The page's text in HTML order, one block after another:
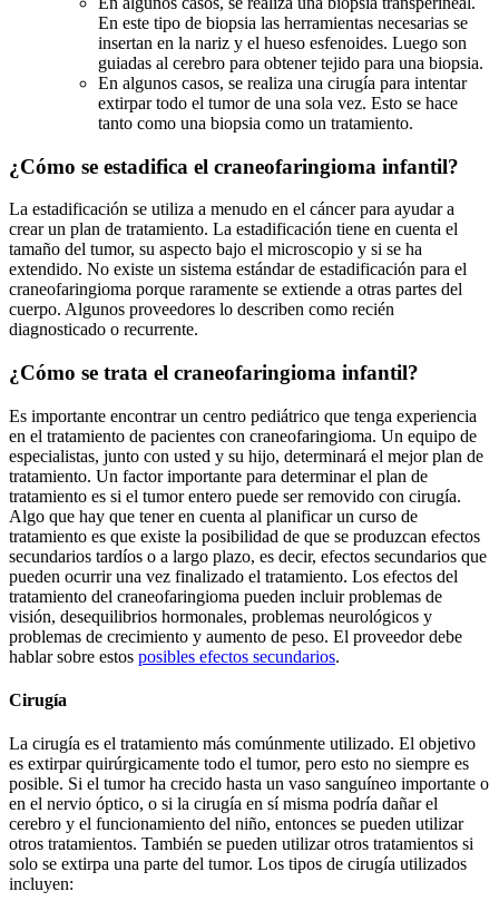
En este tipo de biopsia las herramientas necesarias se
insertan en la nariz y el hueso esfenoides. Luego son
guiadas al cerebro para obtener tejido para una biopsia.
En algunos casos, se realiza una cirugía para intentar
extirpar todo el tumor de una sola vez. Esto se hace
tanto como una biopsia como un tratamiento.
¿Cómo se estadifica el craneofaringioma infantil?
La estadificación se utiliza a menudo en el cáncer para ayudar a
crear un plan de tratamiento. La estadificación tiene en cuenta el
tamaño del tumor, su aspecto bajo el microscopio y si se ha
extendido. No existe un sistema estándar de estadificación para el
craneofaringioma porque raramente se extiende a otras partes del
cuerpo. Algunos proveedores lo describen como recién
diagnosticado o recurrente.
¿Cómo se trata el craneofaringioma infantil?
Es importante encontrar un centro pediátrico que tenga experiencia
en el tratamiento de pacientes con craneofaringioma. Un equipo de
especialistas, junto con usted y su hijo, determinará el mejor plan de
tratamiento. Un factor importante para determinar el plan de
tratamiento es si el tumor entero puede ser removido con cirugía.
Algo que hay que tener en cuenta al planificar un curso de
tratamiento es que existe la posibilidad de que se produzcan efectos
secundarios tardíos o a largo plazo, es decir, efectos secundarios que
pueden ocurrir una vez finalizado el tratamiento. Los efectos del
tratamiento del craneofaringioma pueden incluir problemas de
visión, desequilibrios hormonales, problemas neurológicos y
problemas de crecimiento y aumento de peso. El proveedor debe
hablar sobre estos posibles efectos secundarios.
Cirugía
La cirugía es el tratamiento más comúnmente utilizado. El objetivo
es extirpar quirúrgicamente todo el tumor, pero esto no siempre es
posible. Si el tumor ha crecido hasta un vaso sanguíneo importante o
en el nervio óptico, o si la cirugía en sí misma podría dañar el
cerebro y el funcionamiento del niño, entonces se pueden utilizar
otros tratamientos. También se pueden utilizar otros tratamientos si
solo se extirpa una parte del tumor. Los tipos de cirugía utilizados
incluyen: